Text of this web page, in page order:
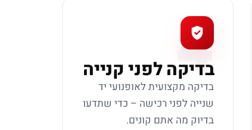
4
בדיקה לפני קנייה
בדיקה מקצועית לאופנועי יד
שנייה לפני רכישה – כדי שתדעו
בדיוק מה אתם קונים.